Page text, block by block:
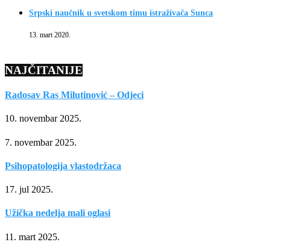
Srpski naučnik u svetskom timu istraživača Sunca
13. mart 2020.
NAJČITANIJE
Radosav Ras Milutinović – Odjeci
10. novembar 2025.
7. novembar 2025.
Psihopatologija vlastodržaca
17. jul 2025.
Užička nedelja mali oglasi
11. mart 2025.